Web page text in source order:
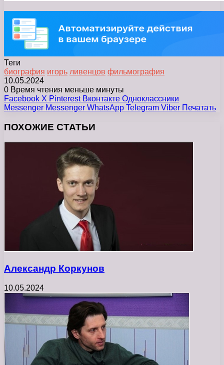
Теги
биография игорь ливенцов фильмография
10.05.2024
0 Время чтения меньше минуты
Facebook X Pinterest Вконтакте Одноклассники
Messenger Messenger WhatsApp Telegram Viber Печатать
ПОХОЖИЕ СТАТЬИ
Александр Коркунов
10.05.2024